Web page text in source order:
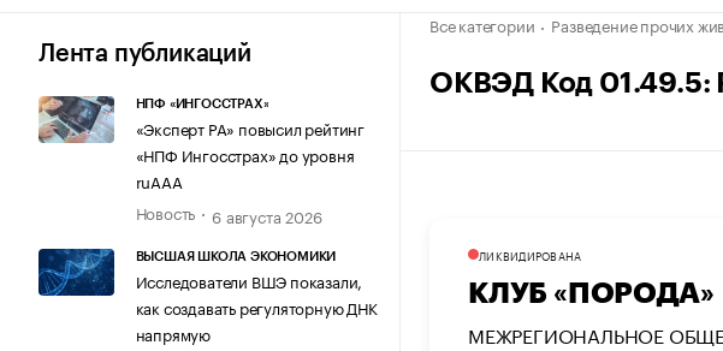
Технологии и медиа
Лента публикаций
НПФ «ИНГОССТРАХ»
«Эксперт РА» повысил рейтинг
«НПФ Ингосстрах» до уровня
ruAAA
Новость
6 августа 2026
ВЫСШАЯ ШКОЛА ЭКОНОМИКИ
Исследователи ВШЭ показали,
как создавать регуляторную ДНК
напрямую
Все категории Разведение прочих
ОКВЭД Код 01.49.5:
ЛИКВИДИРОВАНА
КЛУБ «ПОРОДА»
МЕЖРЕГИОНАЛЬНОЕ